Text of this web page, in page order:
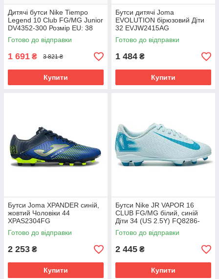
Дитячі бутси Nike Tiempo
Legend 10 Club FG/MG Junior
DV4352-300 Розмір EU: 38
Готово до відправки
1 691 ₴ 3 821 ₴
Купити
Бутси дитячі Joma
EVOLUTION бірюзовий Діти
32 EVJW2415AG
Готово до відправки
1 484 ₴
Купити
Бутси Joma XPANDER синій,
жовтий Чоловіки 44
XPAS2304FG
Готово до відправки
2 253 ₴
Купити
Бутси Nike JR VAPOR 16
CLUB FG/MG білий, синій
Діти 34 (US 2.5Y) FQ8286-
400
Готово до відправки
2 445 ₴
Купити